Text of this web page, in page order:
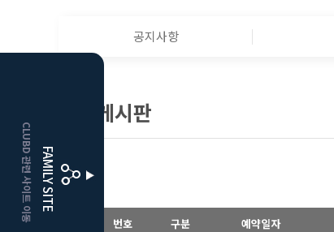
FAMILY SITE
CLUBD 관련 사이트 이동 클럽디거창
클럽디더플레이어스
공지사항
조인게시판
번호 구분 예약일자